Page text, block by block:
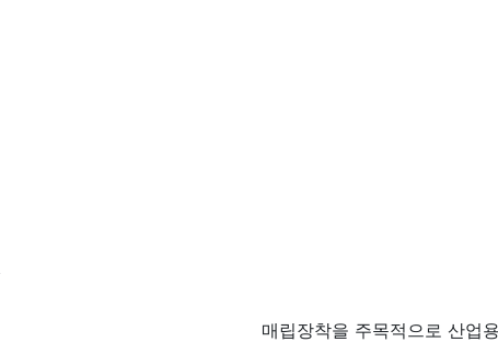
매립장착을 주목적으로 산업